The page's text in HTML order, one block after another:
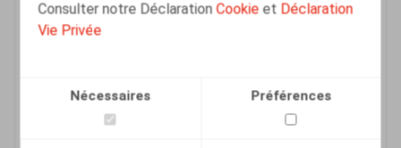
Consulter notre DéclarationCookie et Déclaration
Vie Privée
Nécessaires Préférences
Associé